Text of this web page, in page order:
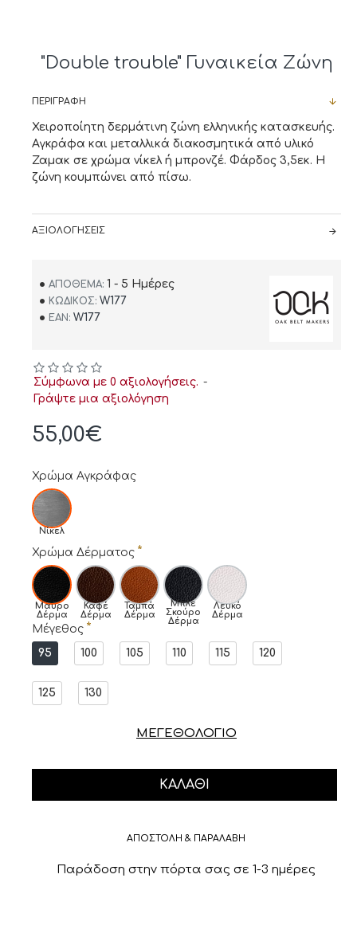
"Double trouble" Γυναικεία Ζώνη
ΠΕΡΙΓΡΑΦΉ
Χειροποίητη δερμάτινη ζώνη ελληνικής κατασκευής.
Αγκράφα και μεταλλικά διακοσμητικά από υλικό
Ζαμακ σε χρώμα νίκελ ή μπρονζέ. Φάρδος 3,5εκ. Η
ζώνη κουμπώνει από πίσω.
ΑΞΙΟΛΟΓΉΣΕΙΣ
ΑΠΌΘΕΜΑ: 1 - 5 Ημέρες
ΚΩΔΙΚΌΣ: W177
EAN: W177
Σύμφωνα με 0 αξιολογήσεις. -
Γράψτε μια αξιολόγηση
55,00€
Χρώμα Αγκράφας
Νίκελ
Χρώμα Δέρματος
Μαύρο
Δέρμα
Καφέ
Δέρμα
Ταμπά
Δέρμα
Μπλε
Σκούρο
Δέρμα
Λευκό
Δέρμα
Μέγεθος
95
100 105 110 115 120
125 130
ΚΑΛΆΘΙ
ΜΕΓΕΘΟΛΟΓΙΟ
ΑΠΟΣΤΟΛΗ & ΠΑΡΑΛΑΒΗ
Παράδοση στην πόρτα σας σε 1-3 ημέρες